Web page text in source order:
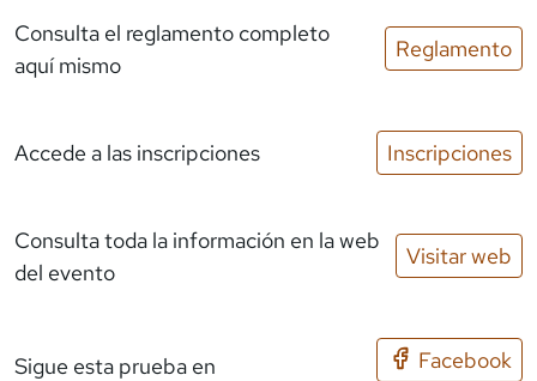
Consulta el reglamento completo
aquí mismo
Reglamento
Accede a las inscripciones Inscripciones
Consulta toda la información en la web
del evento
Visitar web
Sigue esta prueba en
Facebook